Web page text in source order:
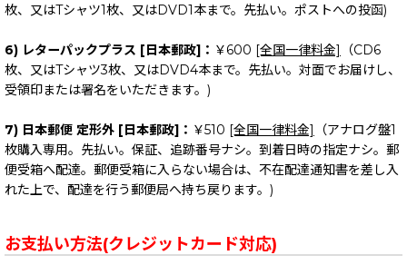
枚、又はTシャツ1枚、又はDVD1本まで。先払い。ポストへの投函)
6) レターパックプラス [日本郵政]： ￥600 [全国一律料金]
（CD6
枚、又はTシャツ3枚、又はDVD4本まで。先払い。対面でお届けし、
受領印または署名をいただきます。)
7) 日本郵便 定形外 [日本郵政]： ￥510 [全国一律料金]
（アナログ盤1
枚購入専用。先払い。保証、追跡番号ナシ。到着日時の指定ナシ。郵
便受箱へ配達。郵便受箱に入らない場合は、不在配達通知書を差し入
れた上で、配達を行う郵便局へ持ち戻ります。)
お支払い方法(クレジットカード対応)